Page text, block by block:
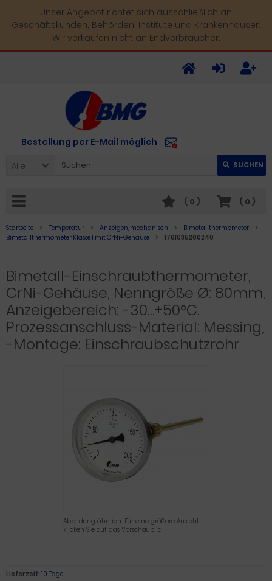
Unser Angebot richtet sich ausschließlich an
Geschäftskunden, Behörden, Institute und Krankenhäuser.
Wir verkaufen nicht an Endverbraucher.
Bestellung per E-Mail möglich
Alle SUCHEN
( 0 )
( 0 )
Startseite Temperatur Anzeigen, mechanisch
Bimetallthermometer
Bimetallthermometer Klasse 1 mit CrNi-Gehäuse
1761035200240
Bimetall-Einschraubthermometer,
CrNi-Gehäuse, Nenngröße Ø: 80mm,
Anzeigebereich: -30…+50°C.
Prozessanschluss-Material: Messing,
-Montage: Einschraubschutzrohr
Abbildung ähnlich. Für eine größere Ansicht
klicken Sie auf das Vorschaubild
Lieferzeit: 10 Tage